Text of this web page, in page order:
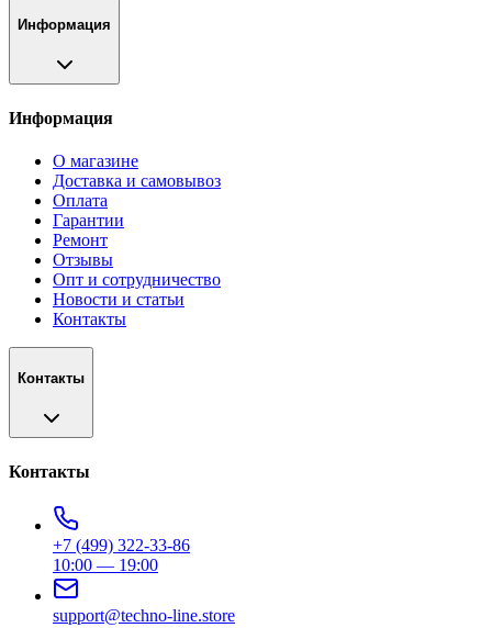
Информация
Информация
О магазине
Доставка и самовывоз
Оплата
Гарантии
Ремонт
Отзывы
Опт и сотрудничество
Новости и статьи
Контакты
Контакты
Контакты
+7 (499) 322-33-86
10:00 — 19:00
support@techno-line.store